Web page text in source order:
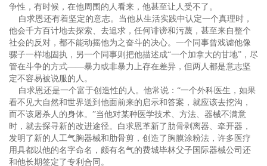
争性，有时候，在他周围的人看来，他甚至让人受不了。
白求恩还有着坚定的意志。当他从生活实践中认定一个真理时，
他会千方百计地去探索、去追求，任何诽谤和污蔑，甚至来自整个
社会的反对，都不能动摇他为之奋斗的决心。一个同事曾戏谑他像
骡子一样地固执，另一个同事则把他描述成“一个加拿大的甘地”，尽
管在斗争的方式——暴力或非暴力上存在差异，但两人都是意志坚
定不容易被说服的人。
白求恩还是一个富于创造性的人。他常说：“一个外科医生，如果
看不见大自然和世界送到他面前来的启示和答案，就应该去挖沟，
而不该屠杀人的身体。”当他对某种医学技术、方法、器械不满意
时，就去探寻新的改进途径。白求恩革新了肋骨剥离器、牵开器，
发明了新的人工气胸器械和肋骨剪，创造了胸膜涂粉法，许多医疗
用具都以他的名字命名，颇有名气的费城毕林父子国际器械公司还
和他长期签定了专利合同。